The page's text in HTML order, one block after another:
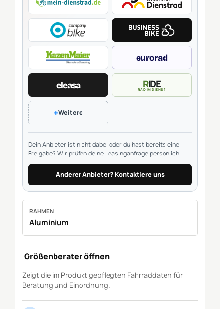
eurorad
eleasa RIDE
RAD IM DIENST
+Weitere
Dein Anbieter ist nicht dabei oder du hast bereits eine
Freigabe? Wir prüfen deine Leasinganfrage persönlich.
Anderer Anbieter? Kontaktiere uns
RAHMEN
Aluminium
Größenberater öffnen
Zeigt die im Produkt gepflegten Fahrraddaten für
Beratung und Einordnung.